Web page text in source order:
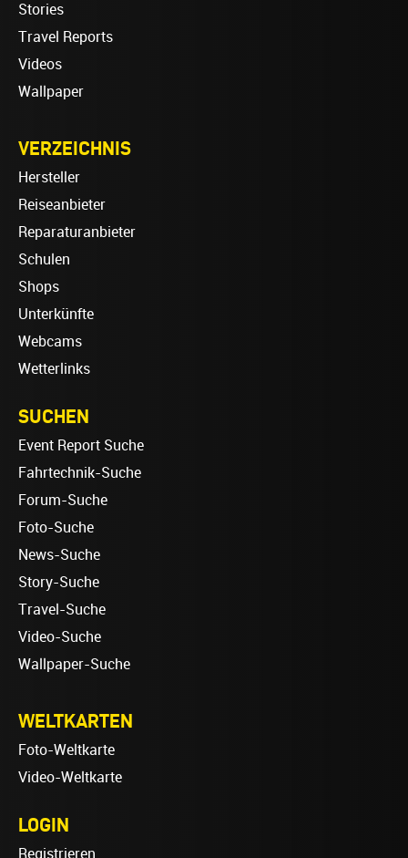
Stories
Travel Reports
Videos
Wallpaper
VERZEICHNIS
Hersteller
Reiseanbieter
Reparaturanbieter
Schulen
Shops
Unterkünfte
Webcams
Wetterlinks
SUCHEN
Event Report Suche
Fahrtechnik-Suche
Forum-Suche
Foto-Suche
News-Suche
Story-Suche
Travel-Suche
Video-Suche
Wallpaper-Suche
WELTKARTEN
Foto-Weltkarte
Video-Weltkarte
LOGIN
Registrieren